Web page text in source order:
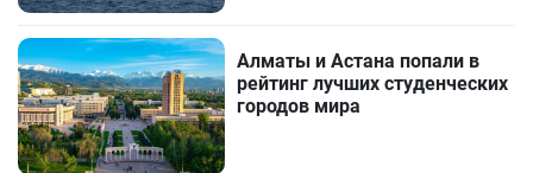
Алматы и Астана попали в
рейтинг лучших студенческих
городов мира